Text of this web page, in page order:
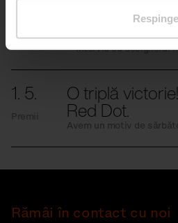
Respinge
Evenimente
Bicicleta este
expresie a
Interviu cu designerul
1. 5.
Premii
O triplă
Red Dot.
Avem un motiv de
Rămâi în contact cu noi